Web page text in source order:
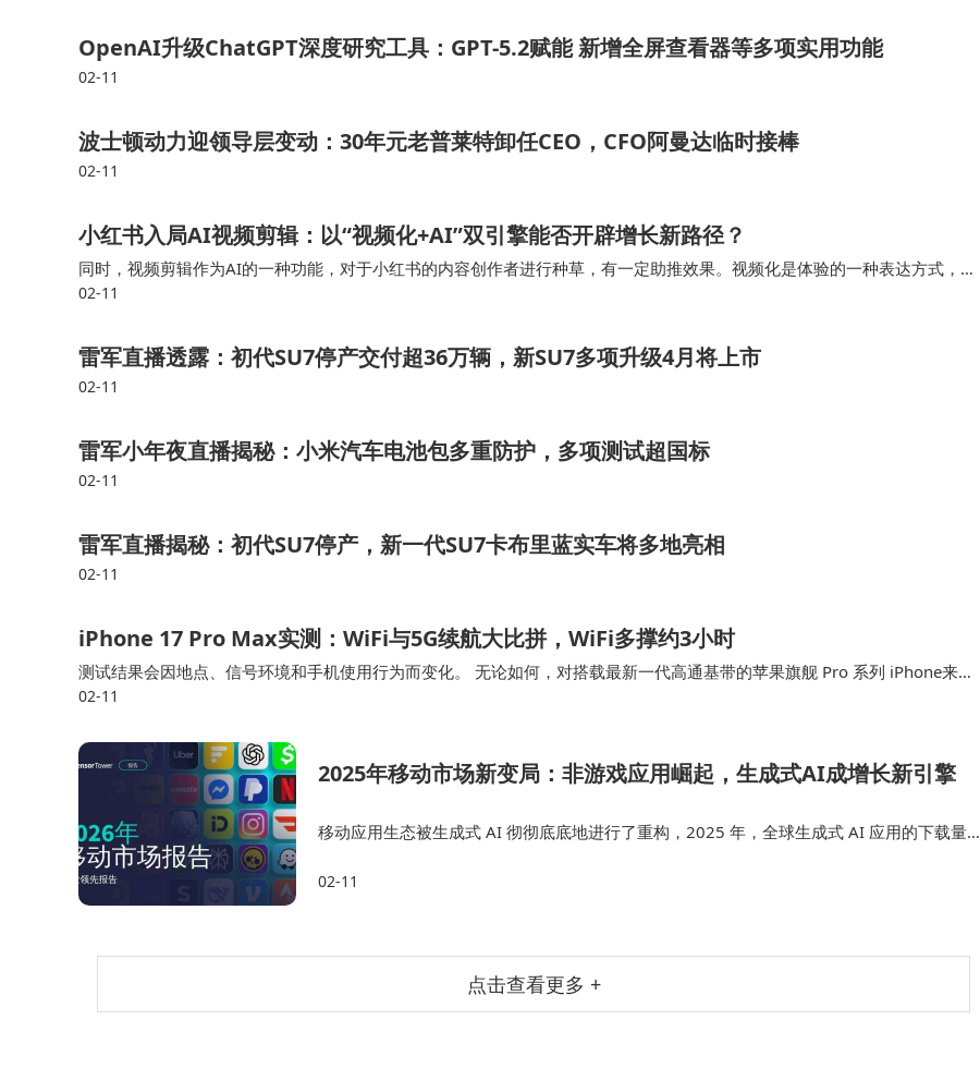
OpenAI升级ChatGPT深度研究工具：GPT-5.2赋能 新增全屏查看器等多项实用功能
02-11
波士顿动力迎领导层变动：30年元老普莱特卸任CEO，CFO阿曼达临时接棒
02-11
小红书入局AI视频剪辑：以“视频化+AI”双引擎能否开辟增长新路径？
同时，视频剪辑作为AI的一种功能，对于小红书的内容创作者进行种草，有一定助推效果。视频化是体验的一种表达方式，可
以更直观展示种草的各种层面，和图文展示，本就是一种互补。 小红书从图文到视频，是一种内容补完…
02-11
雷军直播透露：初代SU7停产交付超36万辆，新SU7多项升级4月将上市
02-11
雷军小年夜直播揭秘：小米汽车电池包多重防护，多项测试超国标
02-11
雷军直播揭秘：初代SU7停产，新一代SU7卡布里蓝实车将多地亮相
02-11
iPhone 17 Pro Max实测：WiFi与5G续航大比拼，WiFi多撑约3小时
测试结果会因地点、信号环境和手机使用行为而变化。 无论如何，对搭载最新一代高通基带的苹果旗舰 Pro 系列 iPhone来
说，这是一组很有参考价值的续航数据。 如果能用搭载苹果自研 C1X、C1 基带的 i…
02-11
2025年移动市场新变局：非游戏应用崛起，生成式AI成增长新引擎
移动应用生态被生成式 AI 彻彻底底地进行了重构，2025 年，全球生成式 AI 应用的下载量达
倍，AI 助手在此情形…
02-11
点击查看更多 +